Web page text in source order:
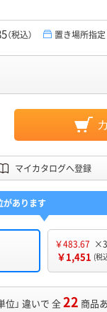
（税込） 置き場所指
マイカタログへ登録
があります
￥483.67
￥1,451 (税
位」 違いで 全22 商品